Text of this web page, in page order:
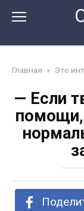
Главная » Это
— Если
помощи,